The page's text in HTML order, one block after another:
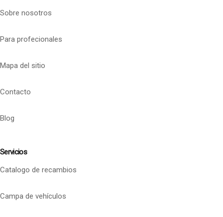
Sobre nosotros
Para profecionales
Mapa del sitio
Contacto
Blog
Servicios
Catalogo de recambios
Campa de vehículos